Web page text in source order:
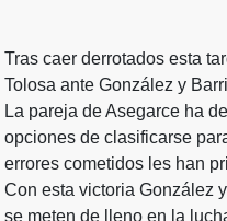
Tras caer derrotados esta
Tolosa ante González y
La pareja de Asegarce ha
opciones de clasificarse
errores cometidos les han
Con esta victoria González
se meten de lleno en la